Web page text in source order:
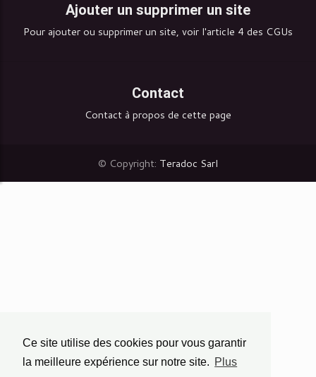
Ce site utilise des cookies pour vous garantir
la meilleure expérience sur notre site. Plus
Ajouter un supprimer un site
Pour ajouter ou supprimer un site, voir l'article 4 des CGUs
Contact
Contact à propos de cette page
© Copyright: Teradoc Sarl